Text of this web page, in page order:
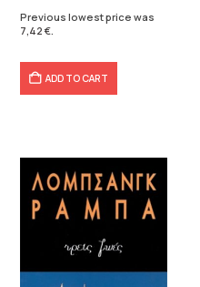
Previous lowest price was
7,42 €
ADD TO CART